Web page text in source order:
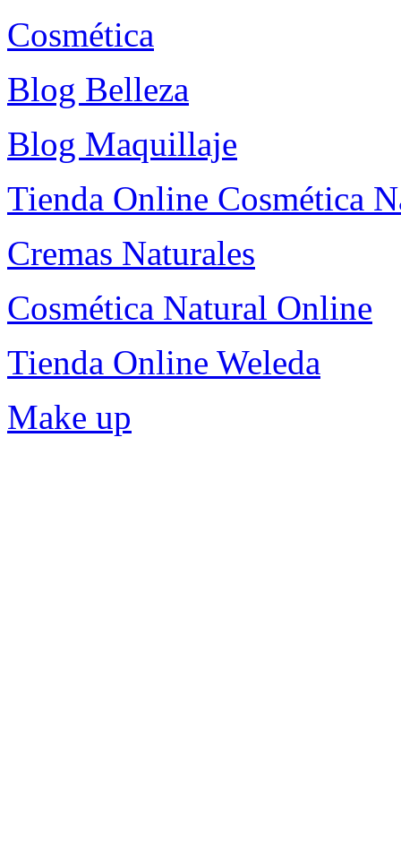
Cosmética
Blog Belleza
Blog Maquillaje
Tienda Online Cosmética
Cremas Naturales
Cosmética Natural Online
Tienda Online Weleda
Make up